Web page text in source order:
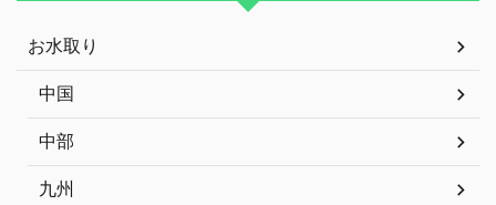
お水取り
中国
中部
九州